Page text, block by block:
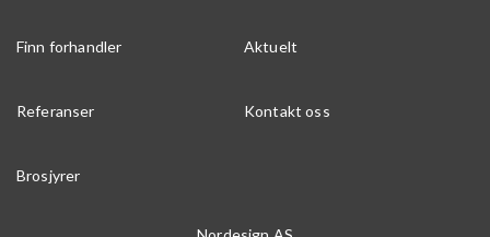
Finn forhandler Aktuelt
Referanser Kontakt oss
Brosjyrer